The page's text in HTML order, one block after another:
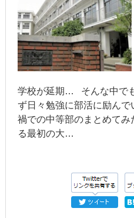
学校が延期… そんな中で
ず日々勉強に部活に励ん
禍での中等部のまとめてみ
る最初の大…